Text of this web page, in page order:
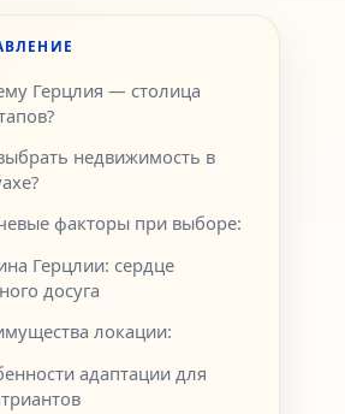
Герцлия — столица
недвижимость в
факторы при выборе:
Герцлии: сердце
досуга
локации:
адаптации для